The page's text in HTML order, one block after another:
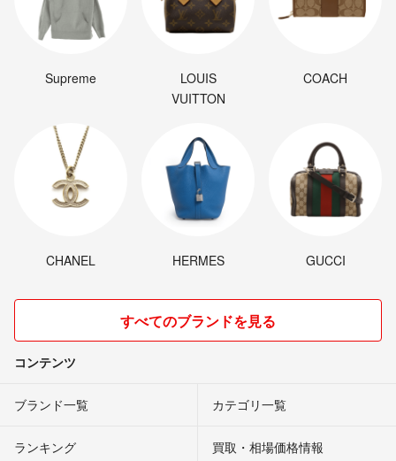
Supreme
LOUIS
VUITTON
COACH
CHANEL HERMES GUCCI
すべてのブランドを見る
コンテンツ
ブランド一覧 カテゴリ一覧
ランキング 買取・相場価格情報